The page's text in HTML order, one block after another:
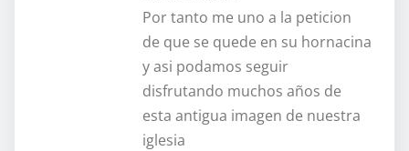
Por tanto me uno a la peticion
de que se quede en su hornacina
y asi podamos seguir
disfrutando muchos años de
esta antigua imagen de nuestra
iglesia